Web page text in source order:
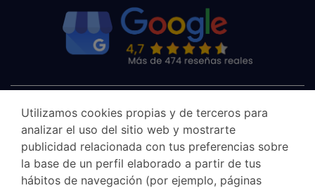
Utilizamos cookies propias y de terceros para
analizar el uso del sitio web y mostrarte
publicidad relacionada con tus preferencias sobre
la base de un perfil elaborado a partir de tus
hábitos de navegación (por ejemplo, páginas